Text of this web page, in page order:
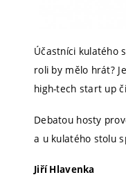
Účastníci kulatého
roli by mělo hrát?
high-tech start up
Debatou hosty
a u kulatého stolu
Jiří Hlavenka